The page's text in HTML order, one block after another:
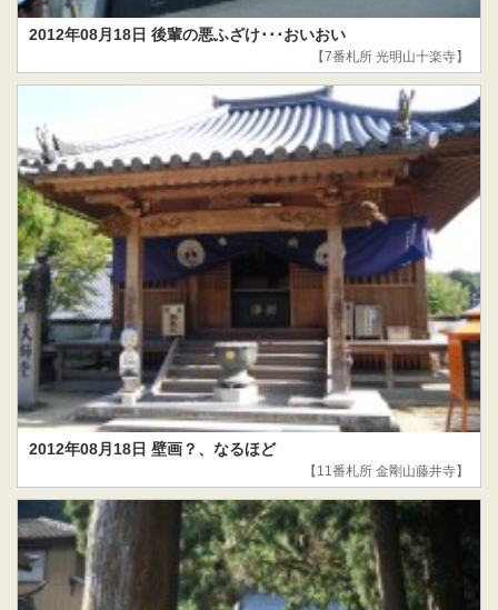
2012年08月18日 後輩の悪ふざけ･･･おいおい
【7番札所 光明山十楽寺】
2012年08月18日 壁画？、なるほど
【11番札所 金剛山藤井寺】